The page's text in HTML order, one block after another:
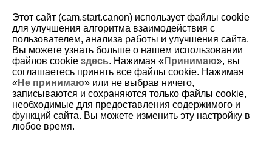
D250-017
Основные операции
Кнопка «пуск»/«стоп»
/ Кнопка «вниз»/«сведения»
Этот сайт (cam.start.canon) использует файлы cookie
для улучшения алгоритма взаимодействия с
пользователем, анализа работы и улучшения сайта.
Вы можете узнать больше о нашем использовании
файлов cookie здесь. Нажимая «Принимаю», вы
соглашаетесь принять все файлы cookie. Нажимая
«Не принимаю» или не выбрав ничего,
записываются и сохраняются только файлы cookie,
необходимые для предоставления содержимого и
функций сайта. Вы можете изменить эту настройку в
любое время.